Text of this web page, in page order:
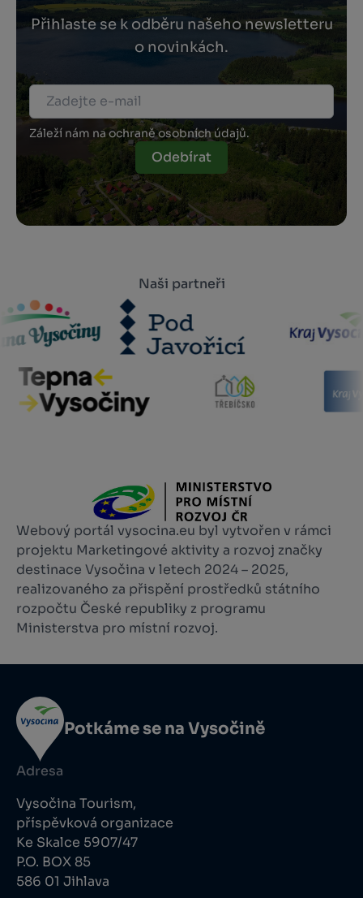
Přihlaste se k odběru našeho newsletteru
o novinkách.
Záleží nám na ochraně osobních údajů.
Odebírat
Naši partneři
Webový portál vysocina.eu byl vytvořen v rámci
projektu Marketingové aktivity a rozvoj značky
destinace Vysočina v letech 2024 – 2025,
realizovaného za přispění prostředků státního
rozpočtu České republiky z programu
Ministerstva pro místní rozvoj.
Potkáme se na Vysočině
Adresa
Vysočina Tourism,
příspěvková organizace
Ke Skalce 5907/47
P.O. BOX 85
586 01 Jihlava